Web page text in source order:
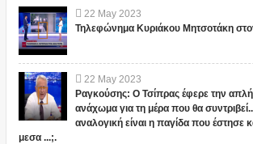
22 May 2023
Τηλεφώνημα Κυριάκου Μητσοτάκη
22 May 2023
Ραγκούσης: Ο Τσίπρας έφερε την
ανάχωμα για τη μέρα που θα
αναλογική είναι η παγίδα που έστησε
μεσα ...;.